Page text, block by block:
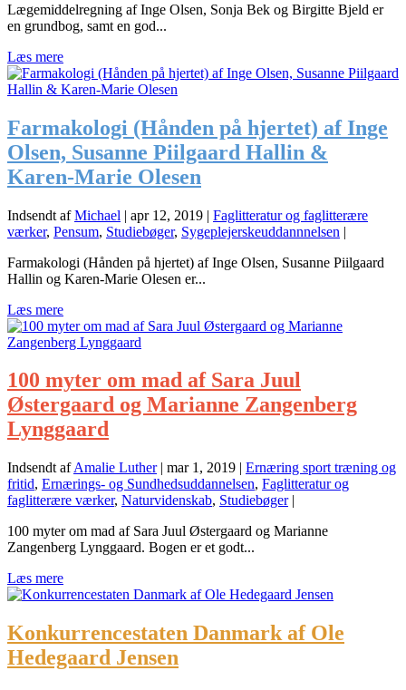
Lægemiddelregning af Inge Olsen, Sonja Bek og Birgitte Bjeld er
en grundbog, samt en god...
Læs mere
Farmakologi (Hånden på hjertet) af Inge
Olsen, Susanne Piilgaard Hallin &
Karen-Marie Olesen
Indsendt afMichael | apr 12, 2019 | Faglitteratur og faglitterære
værker, Pensum, Studiebøger, Sygeplejerskeuddannnelsen |
Farmakologi (Hånden på hjertet) af Inge Olsen, Susanne Piilgaard
Hallin og Karen-Marie Olesen er...
Læs mere
100 myter om mad af Sara Juul
Østergaard og Marianne Zangenberg
Lynggaard
Indsendt afAmalie Luther| mar 1, 2019 | Ernæring sport træning og
fritid, Ernærings- og Sundhedsuddannelsen, Faglitteratur og
faglitterære værker, Naturvidenskab, Studiebøger|
100 myter om mad af Sara Juul Østergaard og Marianne
Zangenberg Lynggaard. Bogen er et godt...
Læs mere
Konkurrencestaten Danmark af Ole
Hedegaard Jensen